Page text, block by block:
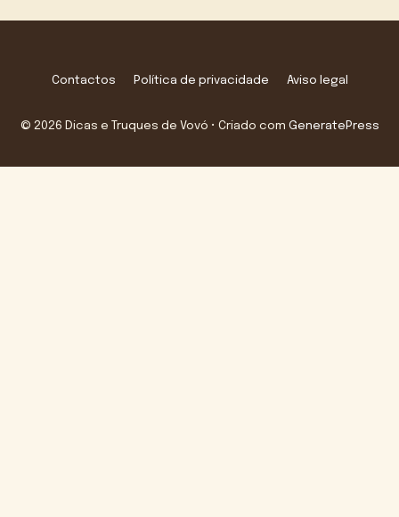
Contactos Política de privacidade Aviso legal
© 2026 Dicas e Truques de Vovó • Criado com GeneratePress